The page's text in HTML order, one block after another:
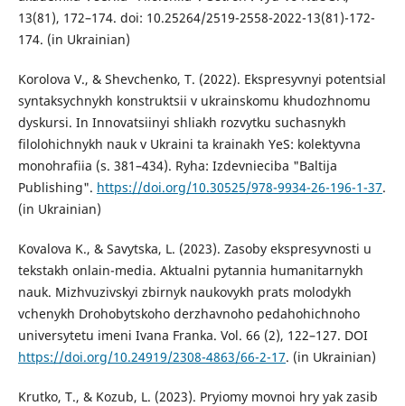
13(81), 172–174. doi: 10.25264/2519-2558-2022-13(81)-172-
174. (in Ukrainian)
Korolova V., & Shevchenko, T. (2022). Ekspresyvnyi potentsial
syntaksychnykh konstruktsii v ukrainskomu khudozhnomu
dyskursi. In Innovatsiinyi shliakh rozvytku suchasnykh
filolohichnykh nauk v Ukraini ta krainakh YeS: kolektyvna
monohrafiia (s. 381–434). Ryha: Izdevnieciba "Baltija
Publishing". https://doi.org/10.30525/978-9934-26-196-1-37.
(in Ukrainian)
Kovalova K., & Savytska, L. (2023). Zasoby ekspresyvnosti u
tekstakh onlain-media. Aktualni pytannia humanitarnykh
nauk. Mizhvuzivskyi zbirnyk naukovykh prats molodykh
vchenykh Drohobytskoho derzhavnoho pedahohichnoho
universytetu imeni Ivana Franka. Vol. 66 (2), 122–127. DOI
https://doi.org/10.24919/2308-4863/66-2-17. (in Ukrainian)
Krutko, T., & Kozub, L. (2023). Pryiomy movnoi hry yak zasib